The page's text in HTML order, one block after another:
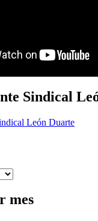
Sindical
mes